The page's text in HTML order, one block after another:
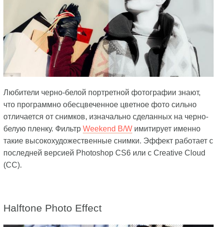
Любители черно-белой портретной фотографии знают,
что программно обесцвеченное цветное фото сильно
отличается от снимков, изначально сделанных на черно-
белую пленку. Фильтр Weekend B/Wимитирует именно
такие высокохудожественные снимки. Эффект работает с
последней версией Photoshop CS6 или с Creative Cloud
(CC).
Halftone Photo Effect